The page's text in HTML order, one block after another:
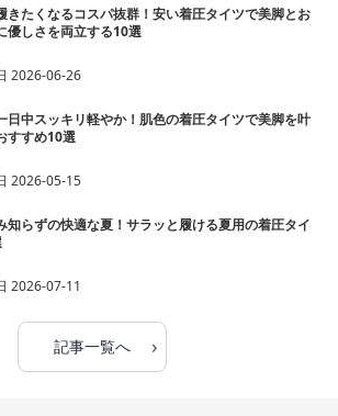
きたくなるコスパ抜群！安い着圧タイツで美脚とお
優しさを両立する10選
2026-06-26
日中スッキリ軽やか！肌色の着圧タイツで美脚を叶
すすめ10選
2026-05-15
知らずの快適な夏！サラッと履ける夏用の着圧タイ
2026-07-11
記事一覧へ ›